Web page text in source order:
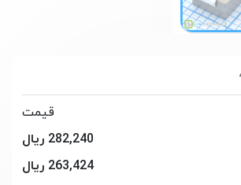
قیمت
282,240 ریال
263,424 ریال